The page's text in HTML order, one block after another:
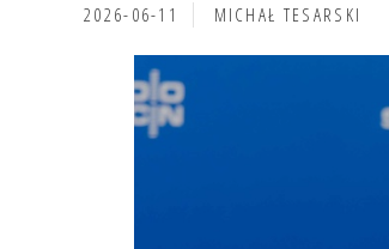
2026-06-11 MICHAŁ TESARSKI